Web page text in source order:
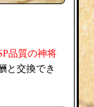
品質の神将
と交換でき